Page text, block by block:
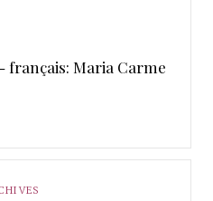
français: Maria Carme